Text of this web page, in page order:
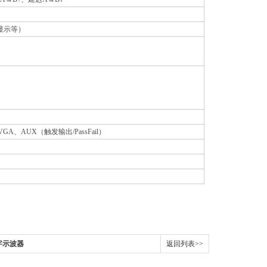
等）
、AUX（触发输出/PassFail）
示波器 返回列表>>